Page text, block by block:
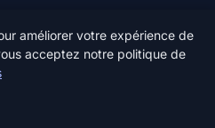
améliorer votre expérience de
acceptez notre politique de